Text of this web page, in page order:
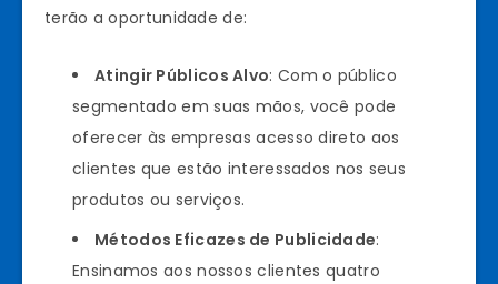
terão a oportunidade de:
Atingir Públicos Alvo: Com o público
segmentado em suas mãos, você pode
oferecer às empresas acesso direto aos
clientes que estão interessados nos seus
produtos ou serviços.
Métodos Eficazes de Publicidade:
Ensinamos aos nossos clientes quatro